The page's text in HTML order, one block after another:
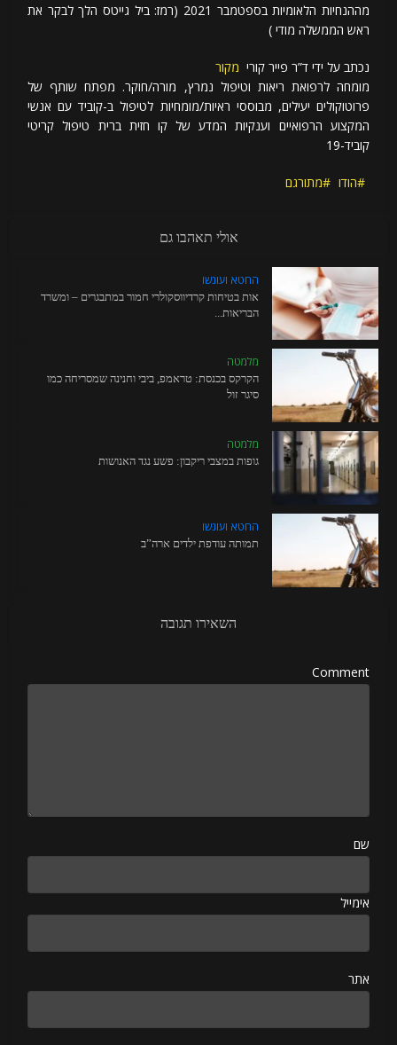
מההנחיות הלאומיות בספטמבר 2021 (רמז: ביל גייטס הלך לבקר את
ראש הממשלה מודי )
נכתב על ידי ד”ר פייר קורי מקור
מומחה לרפואת ריאות וטיפול נמרץ, מורה/חוקר. מפתח שותף של
פרוטוקולים יעילים, מבוססי ראיות/מומחיות לטיפול ב-קוביד עם אנשי
המקצוע הרפואיים וענקיות המדע של קו חזית ברית טיפול קריטי
קוביד-19
הודו מתורגם
אולי תאהבו גם
החטא ועונשו
אות בטיחות קרדיווסקולרי חמור במתבגרים – ומשרד
הבריאות...
מלמטה
הקרקס בכנסת: טראמפ, ביבי וחנינה שמסריחה כמו
סיגר זול
מלמטה
גופות במצבי ריקבון: פשע נגד האנושות
החטא ועונשו
תמותה עודפת ילדים ארה”ב
השאירו תגובה
Comment
שם
אימייל
אתר